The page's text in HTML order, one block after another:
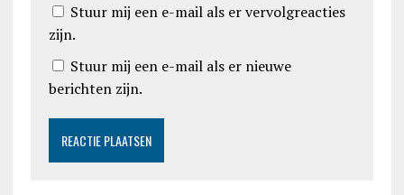
Stuur mij een e-mail als er vervolgreacties
zijn.
Stuur mij een e-mail als er nieuwe
berichten zijn.